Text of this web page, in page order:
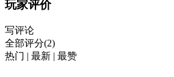
玩家评价
写评论
全部评分(2)
热门 | 最新 | 最赞